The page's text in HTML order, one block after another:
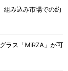
組み込み市場での約
ラス「MiRZA」が可